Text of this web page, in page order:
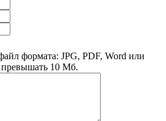
формата: JPG, PDF, Word или
превышать 10 Мб.